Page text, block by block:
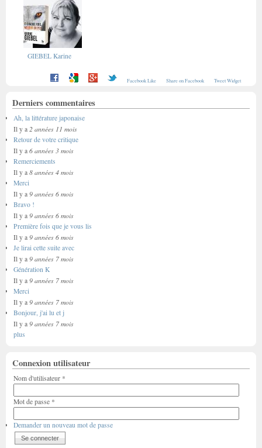
GIEBEL Karine
Facebook Like Share on Facebook Tweet Widget
Derniers commentaires
Ah, la littérature japonaise
Il y a 2 années 11 mois
Retour de votre critique
Il y a 6 années 3 mois
Remerciements
Il y a 8 années 4 mois
Merci
Il y a 9 années 6 mois
Bravo !
Il y a 9 années 6 mois
Première fois que je vous lis
Il y a 9 années 6 mois
Je lirai cette suite avec
Il y a 9 années 7 mois
Génération K
Il y a 9 années 7 mois
Merci
Il y a 9 années 7 mois
Bonjour, j'ai lu et j
Il y a 9 années 7 mois
plus
Connexion utilisateur
Nom d'utilisateur *
Mot de passe *
Demander un nouveau mot de passe